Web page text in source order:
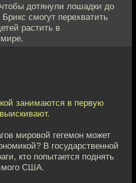
чтобы дотянули лошадки до
смогут перехватить
растить в
занимаются в первую
мировой гегемон может
В государственной
кто попытается поднять
США.